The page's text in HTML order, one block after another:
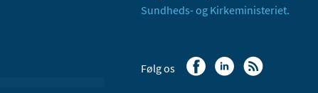
Sundheds- og Kirkeministeriet.
Følg os